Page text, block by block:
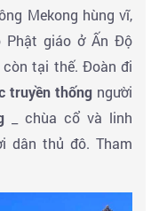
si.
TỐC khởi hành
ngơi tự do tìm hiểu
Tây hoặc khu chợ
và HDV đón đoàn
cuộc sống sôi
Mekong hùng vĩ,
Phật giáo ở Ấn Độ
tại thế. Đoàn đi
truyền thốngngười
_ chùa cổ và linh
dân thủ đô. Tham
cao 45 mét biểu
mến khách, được